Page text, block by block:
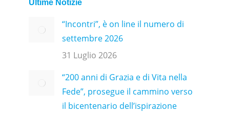
Ultime Notizie
“Incontri”, è on line il numero di
settembre 2026
31 Luglio 2026
“200 anni di Grazia e di Vita nella
Fede”, prosegue il cammino verso
il bicentenario dell’ispirazione